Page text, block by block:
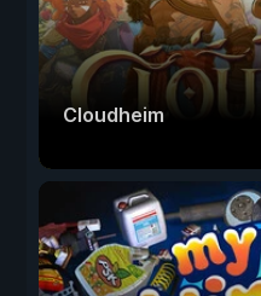
Cloudheim